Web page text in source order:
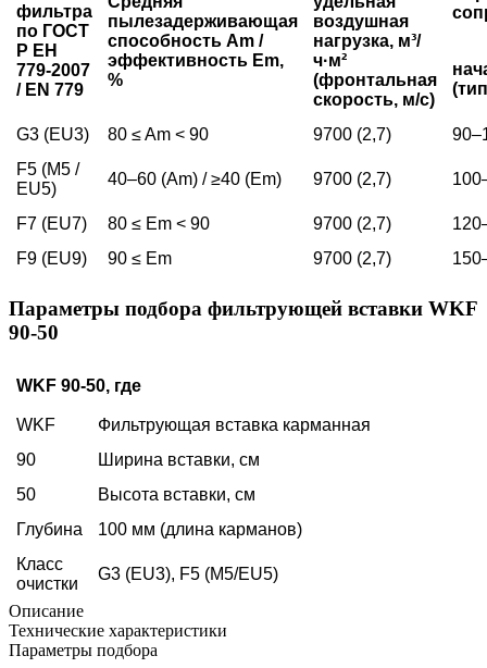
фильтра
по ГОСТ
Р ЕН
779-2007
/ EN 779
пылезадерживающая
способность Am /
эффективность Em,
%
воздушная
нагрузка, м³/
ч·м²
(фронтальная
скорость, м/с)
G3 (EU3) 80 ≤ Am < 90 9700 (2,7)
F5 (M5 /
EU5)
40–60 (Am) / ≥40 (Em) 9700 (2,7)
F7 (EU7) 80 ≤ Em < 90 9700 (2,7)
F9 (EU9)
90 ≤ Em 9700 (2,7)
Параметры подбора фильтрующей вставки WKF
90-50
WKF 90-50, где
WKF
Фильтрующая вставка карманная
90
Ширина вставки, см
50
Высота вставки, см
Глубина
100 мм (длина карманов)
Класс
очистки
G3 (EU3), F5 (M5/EU5)
Описание
Технические характеристики
Параметры подбора